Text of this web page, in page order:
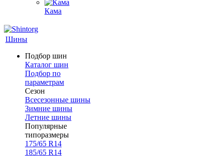
Кама
Шины
Подбор шин
Каталог шин
Подбор по
параметрам
Сезон
Всесезонные шины
Зимние шины
Летние шины
Популярные
типоразмеры
175/65 R14
185/65 R14